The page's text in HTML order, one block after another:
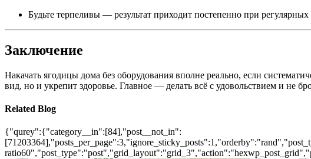
Будьте терпеливы — результат приходит постепенно при регулярных
Заключение
Накачать ягодицы дома без оборудования вполне реально, если
вид, но и укрепит здоровье. Главное — делать всё с удовольствием и не
Related Blog
{"qurey":{"category__in":[84],"post__not_in":